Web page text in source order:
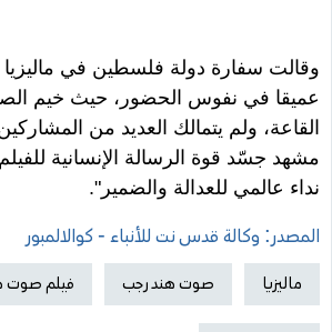
وقالت سفارة دولة فلسطين في ماليزيا
عميقا في نفوس الحضور، حيث خيم
القاعة، ولم يتمالك العديد من
مشهد جسّد قوة الرسالة الإنسانية
نداء عالمي للعدالة والضمير".
المصدر: وكالة قدس نت للأنباء - كوالالمبور
ماليزيا صوت هند رجب فيلم صوت